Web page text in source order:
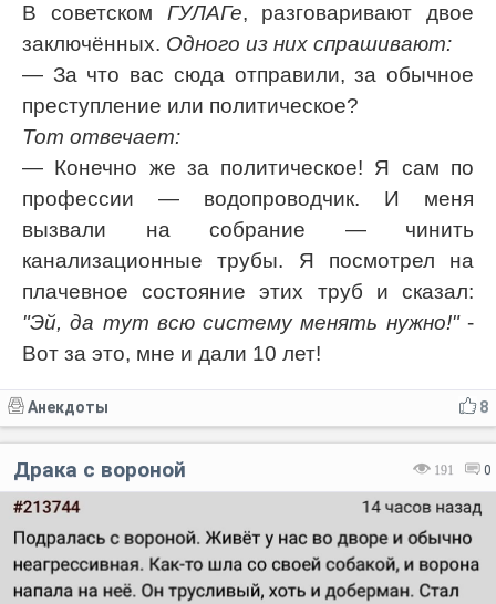
В советском ГУЛАГе, разговаривают двое
заключённых. Одного из них спрашивают:
— За что вас сюда отправили, за обычное
преступление или политическое?
Тот отвечает:
— Конечно же за политическое! Я сам по
профессии — водопроводчик. И меня
вызвали на собрание — чинить
канализационные трубы. Я посмотрел на
плачевное состояние этих труб и сказал:
"Эй, да тут всю систему менять нужно!"-
Вот за это, мне и дали 10 лет!
8
Анекдоты
191 0
Драка с вороной